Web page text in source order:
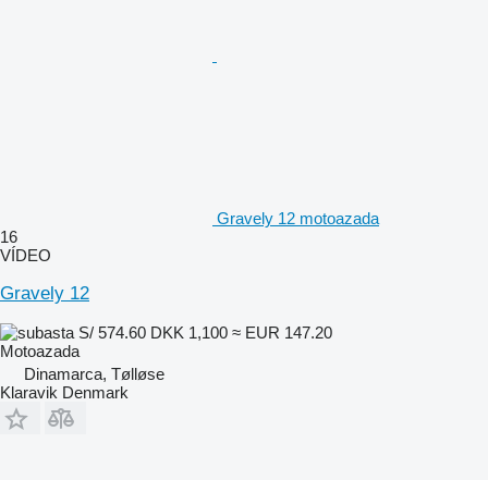
Gravely 12 motoazada
16
VÍDEO
Gravely 12
S/ 574.60 DKK 1,100 ≈ EUR 147.20
Motoazada
Dinamarca, Tølløse
Klaravik Denmark